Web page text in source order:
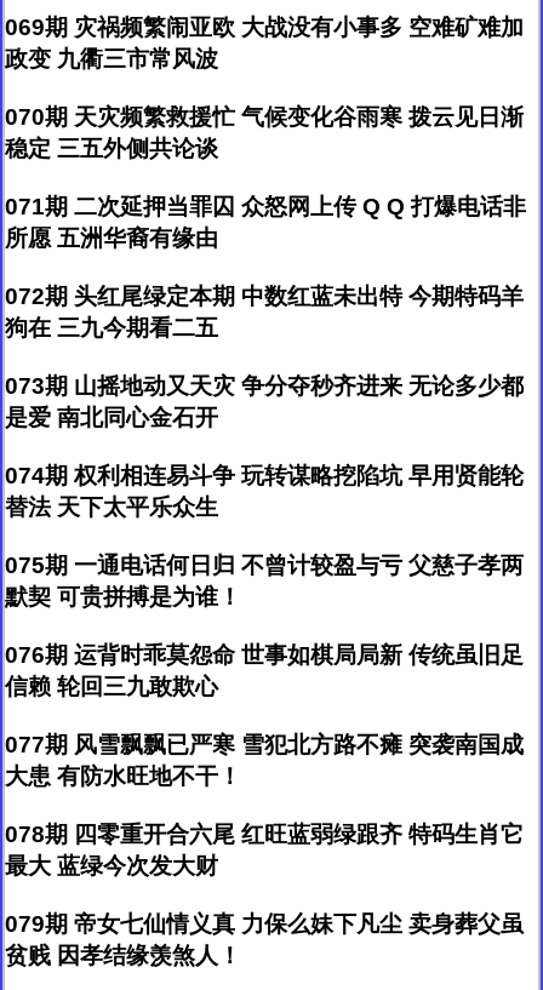
069期 灾祸频繁闹亚欧 大战没有小事多 空难矿难加
政变 九衢三市常风波
070期 天灾频繁救援忙 气候变化谷雨寒 拨云见日渐
稳定 三五外侧共论谈
071期 二次延押当罪囚 众怒网上传 Q Q 打爆电话非
所愿 五洲华裔有缘由
072期 头红尾绿定本期 中数红蓝未出特 今期特码羊
狗在 三九今期看二五
073期 山摇地动又天灾 争分夺秒齐进来 无论多少都
是爱 南北同心金石开
074期 权利相连易斗争 玩转谋略挖陷坑 早用贤能轮
替法 天下太平乐众生
075期 一通电话何日归 不曾计较盈与亏 父慈子孝两
默契 可贵拼搏是为谁！
076期 运背时乖莫怨命 世事如棋局局新 传统虽旧足
信赖 轮回三九敢欺心
077期 风雪飘飘已严寒 雪犯北方路不瘫 突袭南国成
大患 有防水旺地不干！
078期 四零重开合六尾 红旺蓝弱绿跟齐 特码生肖它
最大 蓝绿今次发大财
079期 帝女七仙情义真 力保么妹下凡尘 卖身葬父虽
贫贱 因孝结缘羡煞人！